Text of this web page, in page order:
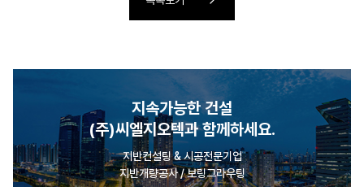
지속가능한 건설
(주)씨엘지오텍과 함께하세요.
지반컨설팅 & 시공전문기업
지반개량공사 / 보링그라우팅